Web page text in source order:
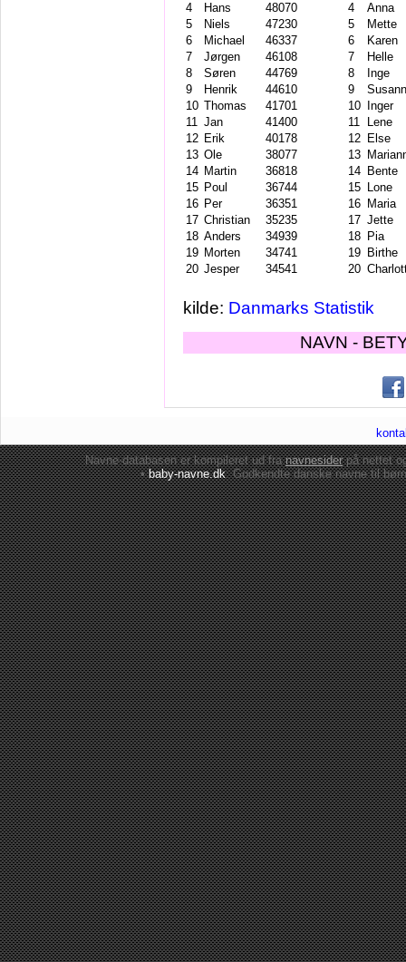
4
Hans 48070 4
Anna
5
Niels 47230 5
Mette
6
Michael 46337 6
Karen
7
Jørgen 46108 7
Helle
8
Søren 44769 8
Inge
9
Henrik 44610 9
10 Thomas 41701 10
Inger
11 Jan 41400 11
Lene
12 Erik 40178 12 Else
13 Ole 38077 13
14 Martin 36818 14 Bente
15 Poul 36744 15 Lone
16 Per 36351 16 Maria
17 Christian 35235 17 Jette
18 Anders 34939 18 Pia
19 Morten 34741 19 Birthe
20 Jesper 34541 20
kilde: Danmarks Statistik
NAVN -
Navne-databasen er kompileret ud franavnesiderpå nettet
•baby-navne.dk: Godkendte danskenavne til børn